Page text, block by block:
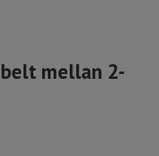
mellan 2-